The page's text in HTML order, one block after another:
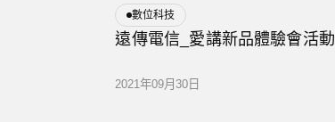
數位科技
遠傳電信_愛講新品體驗會活動
2021年09月30日